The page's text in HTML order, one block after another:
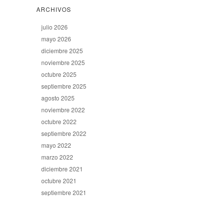
ARCHIVOS
julio 2026
mayo 2026
diciembre 2025
noviembre 2025
octubre 2025
septiembre 2025
agosto 2025
noviembre 2022
octubre 2022
septiembre 2022
mayo 2022
marzo 2022
diciembre 2021
octubre 2021
septiembre 2021